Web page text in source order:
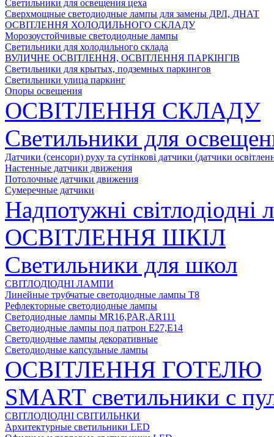
Светильники для освещения цеха
Сверхмощные светодиодные лампы для замены ДРЛ, ДНАТ
ОСВІТЛЕННЯ ХОЛОДИЛЬНОГО СКЛАДУ
Морозоустойчивые светодиодные лампы
Светильники для холодильного склада
ВУЛИЧНЕ ОСВІТЛЕННЯ, ОСВІТЛЕННЯ ПАРКІНГІВ
Светильники для крытых, подземных паркингов
Светильники улица паркинг
Опоры освещения
ОСВІТЛЕННЯ СКЛАДУ
Светильники для
Датчики (сенсори) руху та сутінкові датчики (датчики
Настенные датчики движения
Потолочные датчики движения
Сумеречные датчики
Надпотужні світлодіодні
ОСВІТЛЕННЯ ШКІЛ
Светильники для школ
СВІТЛОДІОДНІ ЛАМПИ
Линейные трубчатые светодиодные лампы Т8
Рефлекторные светодиодные лампы
Светодиодные лампы MR16,PAR,AR111
Светодиодные лампы под патрон Е27,Е14
Светодиодные лампы декоративные
Светодиодные капсульные лампы
ОСВІТЛЕННЯ ГОТЕЛЮ
SMART светильники с
СВІТЛОДІОДНІ СВІТИЛЬНКИ
Архитектурные светильники LED